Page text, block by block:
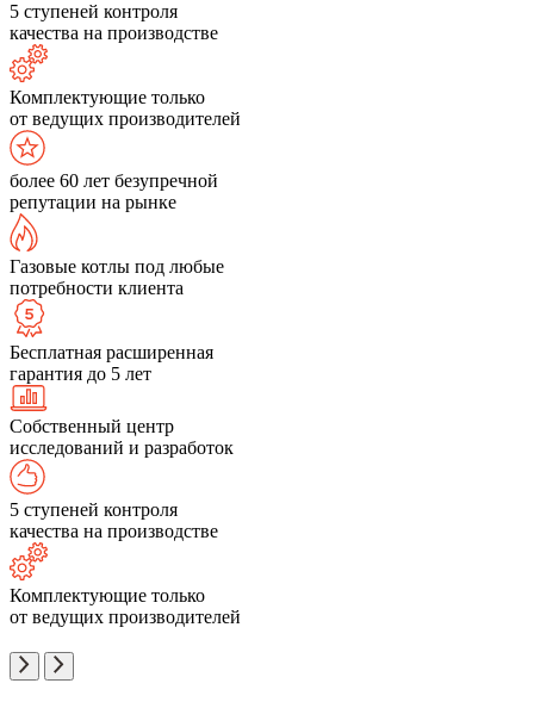
5 ступеней контроля
качества на производстве
Комплектующие только
от ведущих производителей
более 60 лет безупречной
репутации на рынке
Газовые котлы под любые
потребности клиента
Бесплатная расширенная
гарантия до 5 лет
Собственный центр
исследований и разработок
5 ступеней контроля
качества на производстве
Комплектующие только
от ведущих производителей